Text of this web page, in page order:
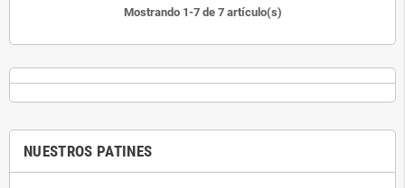
NUESTROS PATINES
Mostrando 1-7 de 7 artículo(s)